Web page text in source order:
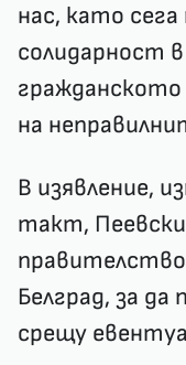
нас, като
солидарност
на
В изявление,
такт,
Белград, за
срещу